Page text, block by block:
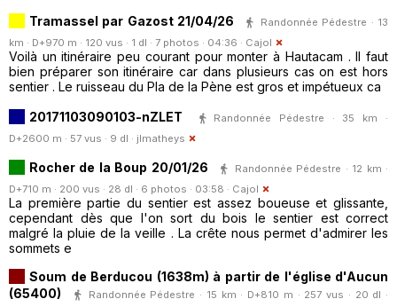
Tramassel par Gazost 21/04/26
Randonnée Pédestre · 13
km · D+970 m · 120 vus · 1 dl · 7 photos · 04:36 · Cajol
Voilà un itinéraire peu courant pour monter à Hautacam . Il faut
bien préparer son itinéraire car dans plusieurs cas on est hors
sentier . Le ruisseau du Pla de la Pène est gros et impétueux ca
20171103090103-nZLET
Randonnée Pédestre · 35 km ·
D+2600 m · 57 vus · 9 dl · jlmatheys
Rocher de la Boup 20/01/26
Randonnée Pédestre · 12 km ·
D+710 m · 200 vus · 28 dl · 6 photos · 03:58 · Cajol
La première partie du sentier est assez boueuse et glissante,
cependant dès que l'on sort du bois le sentier est correct
malgré la pluie de la veille . La crête nous permet d'admirer les
sommets e
Soum de Berducou (1638m) à partir de l'église d'Aucun
(65400)
Randonnée Pédestre · 15 km · D+810 m · 257 vus · 20 dl ·